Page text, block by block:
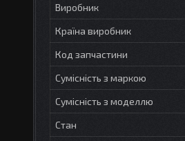
Виробник
Країна виробник
Код запчастини
Сумісність з маркою
Сумісність з моделлю
Стан